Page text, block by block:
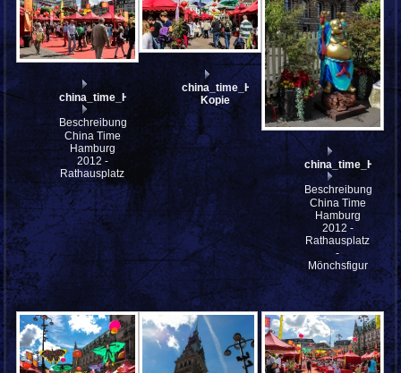
china_time_HH_mfw12__005713
Beschreibung:
China Time
Hamburg
2012 -
Rathausplatz
china_time_HH_mfw12__005712-
Kopie
Beschreibung:
China Time
Hamburg
2012 -
Rathausplatz
-
Mönchsfigur